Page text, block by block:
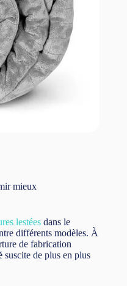
mieux
lestées dans le
différents modèles. À
de fabrication
suscite de plus en plus